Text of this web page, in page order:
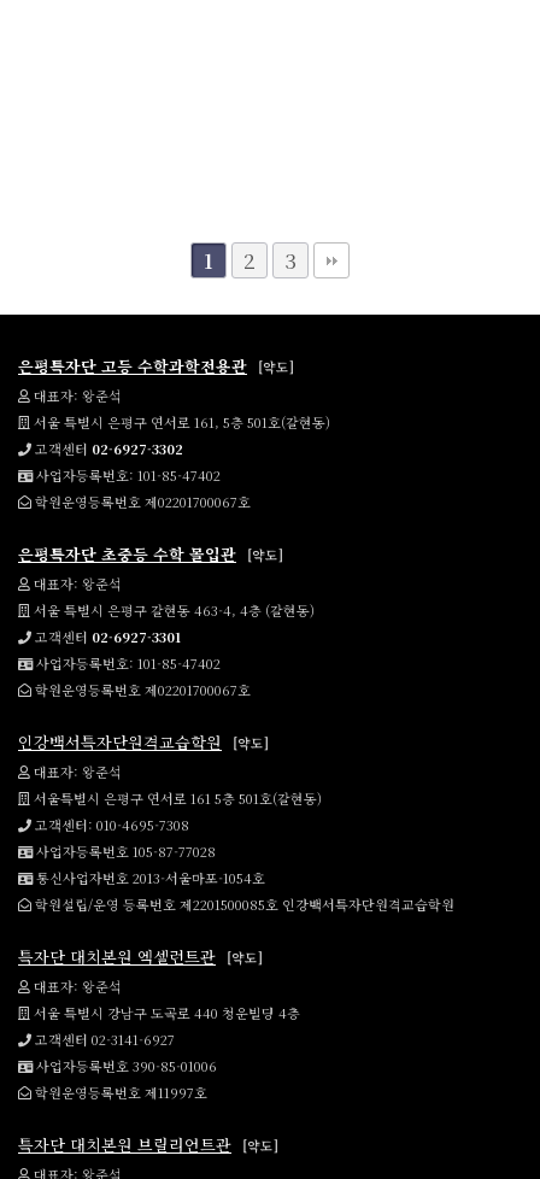
1 2 3
은평특자단 고등 수학과학전용관
[약도]
대표자: 왕준석
서울 특별시 은평구 연서로 161, 5층 501호(갈현동)
고객센터 02-6927-3302
사업자등록번호: 101-85-47402
학원운영등록번호 제02201700067호
은평특자단 초중등 수학 몰입관
[약도]
대표자: 왕준석
서울 특별시 은평구 갈현동 463-4, 4층 (갈현동)
고객센터 02-6927-3301
사업자등록번호: 101-85-47402
학원운영등록번호 제02201700067호
인강백서특자단원격교습학원
[약도]
대표자: 왕준석
서울특별시 은평구 연서로 161 5층 501호(갈현동)
고객센터: 010-4695-7308
사업자등록번호 105-87-77028
통신사업자번호 2013-서울마포-1054호
학원설립/운영 등록번호 제2201500085호 인강백서특자단원격교습학원
특자단 대치본원 엑셀런트관
[약도]
대표자: 왕준석
서울 특별시 강남구 도곡로 440 청운빌딩 4층
고객센터 02-3141-6927
사업자등록번호 390-85-01006
학원운영등록번호 제11997호
특자단 대치본원 브릴리언트관
[약도]
대표자: 왕준석